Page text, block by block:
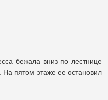
бежала вниз по лестнице
На пятом этаже ее остановил